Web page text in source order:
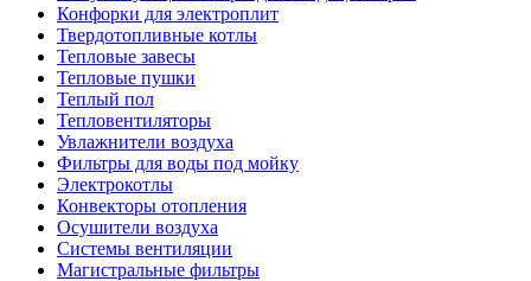
Конфорки для электроплит
Твердотопливные котлы
Тепловые завесы
Тепловые пушки
Теплый пол
Тепловентиляторы
Увлажнители воздуха
Фильтры для воды под мойку
Электрокотлы
Конвекторы отопления
Осушители воздуха
Системы вентиляции
Магистральные фильтры